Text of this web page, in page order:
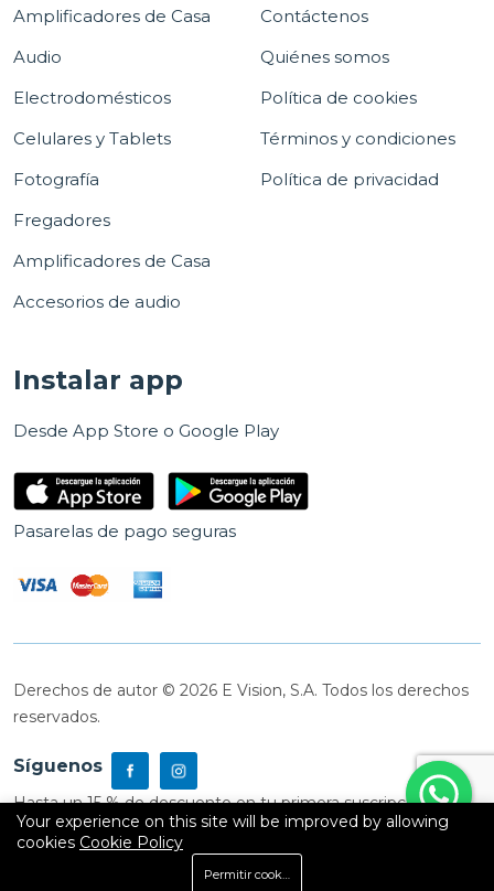
Amplificadores de Casa
Audio
Electrodomésticos
Celulares y Tablets
Fotografía
Fregadores
Amplificadores de Casa
Accesorios de audio
Contáctenos
Quiénes somos
Política de cookies
Términos y condiciones
Política de privacidad
Instalar app
Desde App Store o Google Play
Pasarelas de pago seguras
Derechos de autor © 2026 E Vision, S.A. Todos los derechos
reservados.
Síguenos
Hasta un 15 % de descuento en tu primera suscripción
Carrito
Your experience on this site will be improved by allowing
cookies Cookie Policy
Permitir cookies